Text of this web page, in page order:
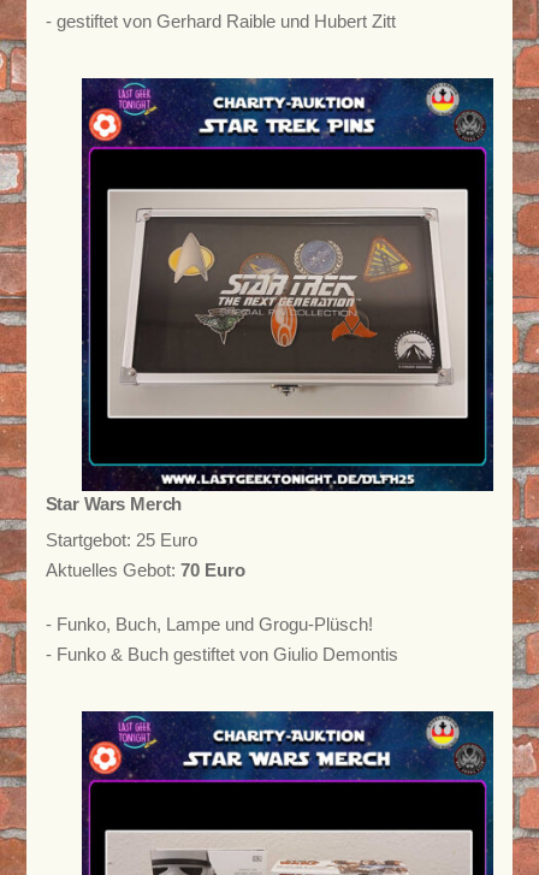
- gestiftet von Gerhard Raible und Hubert Zitt
Star Wars Merch
Startgebot: 25 Euro
Aktuelles Gebot: 70 Euro
- Funko, Buch, Lampe und Grogu-Plüsch!
- Funko & Buch gestiftet von Giulio Demontis